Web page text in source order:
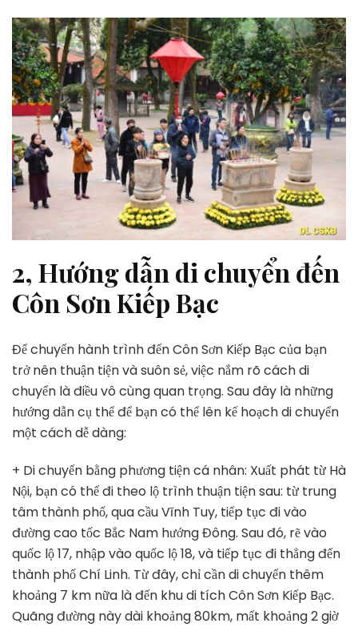
2, Hướng dẫn di chuyển đến
Côn Sơn Kiếp Bạc
Để chuyến hành trình đến Côn Sơn Kiếp Bạc của bạn
trở nên thuận tiện và suôn sẻ, việc nắm rõ cách di
chuyển là điều vô cùng quan trọng. Sau đây là những
hướng dẫn cụ thể để bạn có thể lên kế hoạch di chuyển
một cách dễ dàng:
+ Di chuyển bằng phương tiện cá nhân: Xuất phát từ Hà
Nội, bạn có thể đi theo lộ trình thuận tiện sau: từ trung
tâm thành phố, qua cầu Vĩnh Tuy, tiếp tục đi vào
đường cao tốc Bắc Nam hướng Đông. Sau đó, rẽ vào
quốc lộ 17, nhập vào quốc lộ 18, và tiếp tục đi thẳng đến
thành phố Chí Linh. Từ đây, chỉ cần di chuyển thêm
khoảng 7 km nữa là đến khu di tích Côn Sơn Kiếp Bạc.
Quãng đường này dài khoảng 80km, mất khoảng 2 giờ